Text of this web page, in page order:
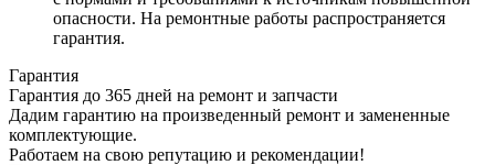
опасности. На ремонтные работы распространяется
гарантия.
Гарантия
Гарантия до 365 дней на ремонт и запчасти
Дадим гарантию на произведенный ремонт и замененные
комплектующие.
Работаем на свою репутацию и рекомендации!